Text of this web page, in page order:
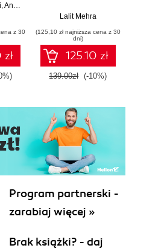
Anand Oka
z 30
zł
Lalit Mehra
(125,10 zł najniższa cena z 30
dni)
125.10 zł
139.00zł (-10%)
Program partnerski -
zarabiaj więcej »
Brak książki? - daj